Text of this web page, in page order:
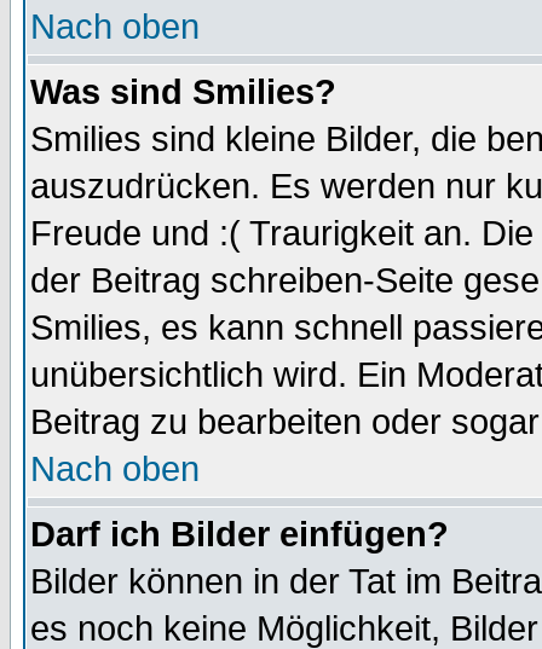
Nach oben
Was sind Smilies?
Smilies sind kleine Bilder, die
auszudrücken. Es werden nur
Freude und :( Traurigkeit an.
der Beitrag schreiben-Seite
Smilies, es kann schnell
unübersichtlich wird. Ein
Beitrag zu bearbeiten oder
Nach oben
Darf ich Bilder einfügen?
Bilder können in der Tat im
es noch keine Möglichkeit,